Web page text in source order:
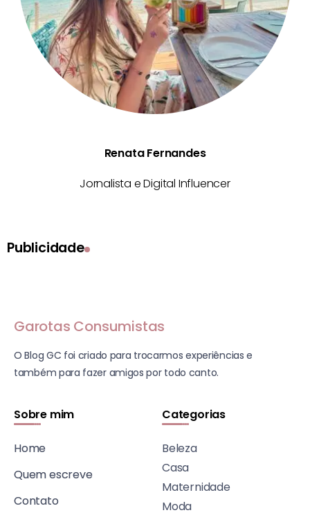
Renata Fernandes
Jornalista e Digital Influencer
Publicidade
Garotas Consumistas
O Blog GC foi criado para trocarmos experiências e
também para fazer amigos por todo canto.
Sobre mim
Home
Quem escreve
Contato
Categorias
Beleza
Casa
Maternidade
Moda